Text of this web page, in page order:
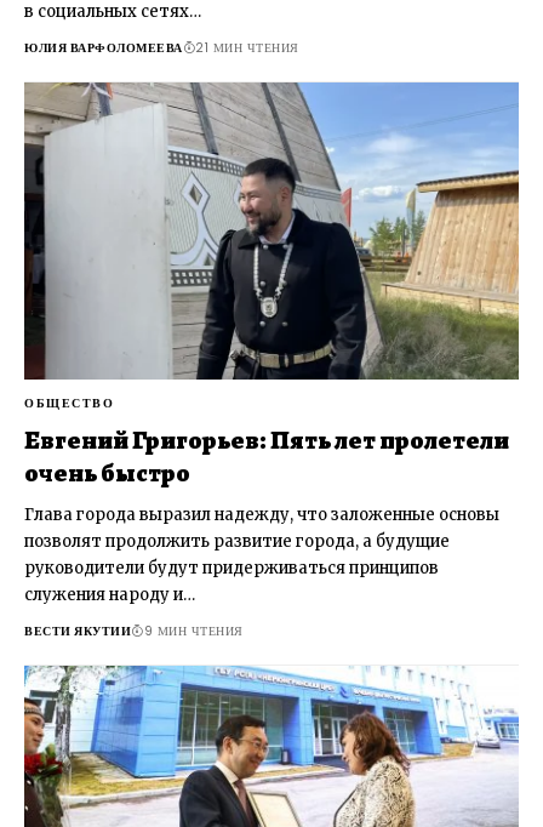
в социальных сетях…
ЮЛИЯ ВАРФОЛОМЕЕВА 21 МИН ЧТЕНИЯ
ОБЩЕСТВО
Евгений Григорьев: Пять лет пролетели
очень быстро
Глава города выразил надежду, что заложенные основы
позволят продолжить развитие города, а будущие
руководители будут придерживаться принципов
служения народу и…
ВЕСТИ ЯКУТИИ 9 МИН ЧТЕНИЯ